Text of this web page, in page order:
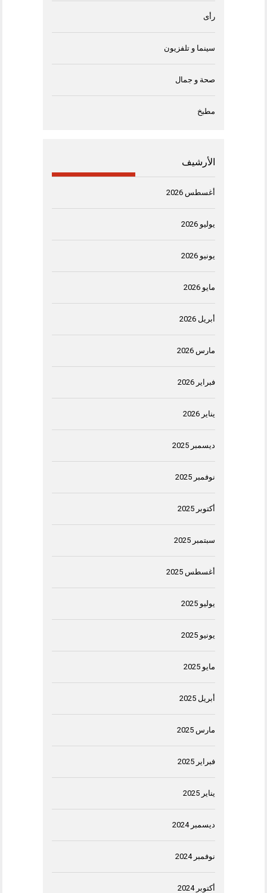
رأى
سينما و تلفزيون
صحة و جمال
مطبخ
الأرشيف
أغسطس 2026
يوليو 2026
يونيو 2026
مايو 2026
أبريل 2026
مارس 2026
فبراير 2026
يناير 2026
ديسمبر 2025
نوفمبر 2025
أكتوبر 2025
سبتمبر 2025
أغسطس 2025
يوليو 2025
يونيو 2025
مايو 2025
أبريل 2025
مارس 2025
فبراير 2025
يناير 2025
ديسمبر 2024
نوفمبر 2024
أكتوبر 2024